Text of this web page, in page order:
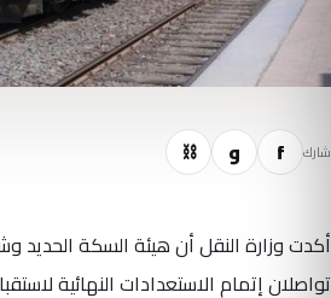
شارك f و ⛓
أكدت وزارة النقل أن هيئة السكة الحديد